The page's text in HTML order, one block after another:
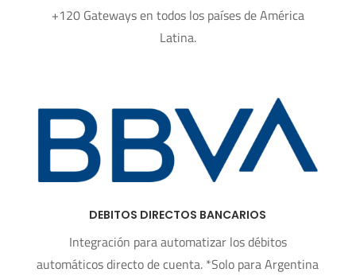
+120 Gateways en todos los países deAmérica
Latina.
DEBITOS DIRECTOS BANCARIOS
Integración para automatizar los débitos
automáticos directo de cuenta. *Solo para Argentina